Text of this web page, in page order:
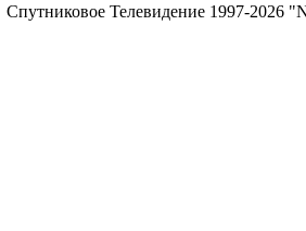
Спутниковое Телевидение 1997-2026